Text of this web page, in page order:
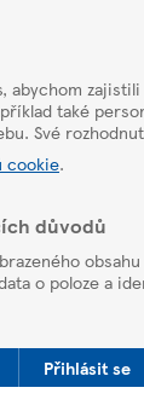
také
Své
cookie.
důvodů
o poloze a
Přihlásit se